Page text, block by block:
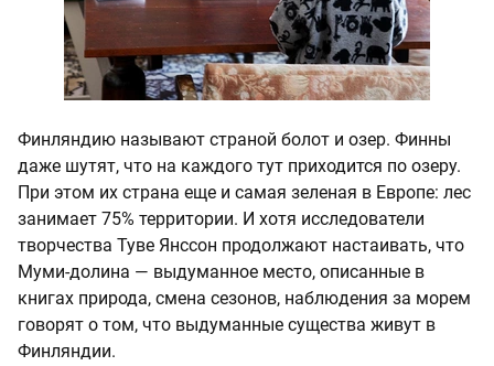
Финляндию называют страной болот и озер. Финны
даже шутят, что на каждого тут приходится по озеру.
При этом их страна еще и самая зеленая в Европе: лес
занимает 75% территории. И хотя исследователи
творчества Туве Янссон продолжают настаивать, что
Муми-долина — выдуманное место, описанные в
книгах природа, смена сезонов, наблюдения за морем
говорят о том, что выдуманные существа живут в
Финляндии.